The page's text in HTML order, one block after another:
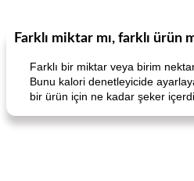
65 dakika
Boneless Chicken Recipes
Farklı miktar mı, farklı ürün
Farklı bir miktar veya birim
Bunu kalori denetleyicide
bir ürün için ne kadar şeker